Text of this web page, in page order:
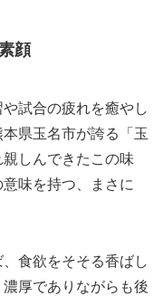
顔
試合の疲れを癒やし
県玉名市が誇る「玉
しんできたこの味
味を持つ、まさに
食欲をそそる香ばし
厚でありながらも後